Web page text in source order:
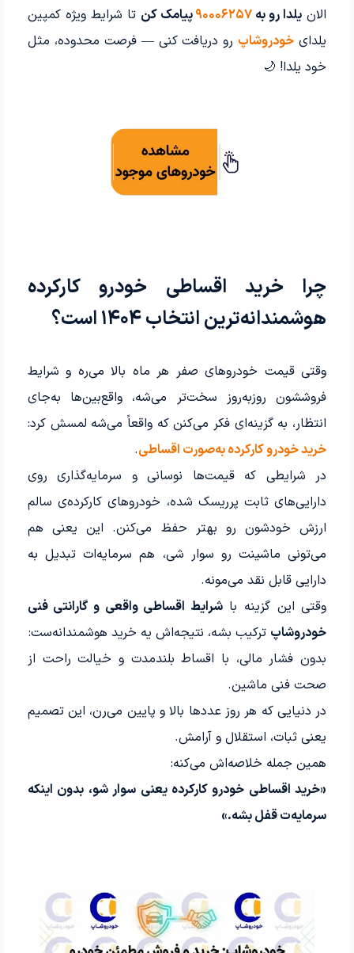
الان یلدا رو به ۹۰۰۰۶۲۵۷پیامک کن تا شرایط ویژه کمپین
یلدای خودروشاپ رو دریافت کنی — فرصت محدوده، مثل
خود یلدا! 🌙
چرا خرید اقساطی خودرو کارکرده
هوشمندانه‌ترین انتخاب ۱۴۰۴ است؟
وقتی قیمت خودروهای صفر هر ماه بالا می‌ره و شرایط
فروششون روزبه‌روز سخت‌تر می‌شه، واقع‌بین‌ها به‌جای
انتظار، به گزینه‌ای فکر می‌کنن که واقعاً می‌شه لمسش کرد:
خرید خودرو کارکرده به‌صورت اقساطی.
در شرایطی که قیمت‌ها نوسانی و سرمایه‌گذاری روی
دارایی‌های ثابت پرریسک شده، خودروهای کارکرده‌ی سالم
ارزش خودشون رو بهتر حفظ می‌کنن. این یعنی هم
می‌تونی ماشینت رو سوار شی، هم سرمایه‌ات تبدیل به
دارایی قابل نقد می‌مونه.
وقتی این گزینه باشرایط اقساطی واقعی و گارانتی فنی
خودروشاپ ترکیب بشه، نتیجه‌اش یه خرید هوشمندانه‌ست:
بدون فشار مالی، با اقساط بلندمدت و خیالت راحت از
صحت فنی ماشین.
در دنیایی که هر روز عددها بالا و پایین می‌رن، این تصمیم
یعنی ثبات، استقلال و آرامش.
همین جمله خلاصه‌اش می‌کنه:
«خرید اقساطی خودرو کارکرده یعنی سوار شو، بدون اینکه
سرمایه‌ت قفل بشه.»